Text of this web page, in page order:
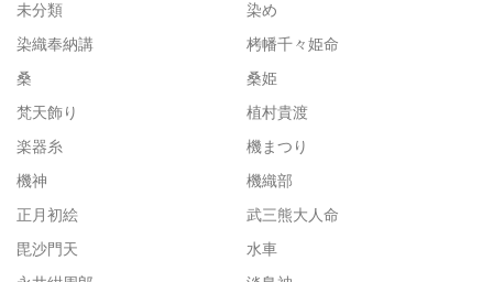
未分類
染め
染織奉納講
栲幡千々姫命
桑
桑姫
梵天飾り
植村貴渡
楽器糸
機まつり
機神
機織部
正月初絵
武三熊大人命
毘沙門天
水車